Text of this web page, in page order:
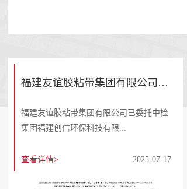
福建友谊胶粘带集团有限公司特种标签胶带及配套产品项目 环境影响报告书环评信息公示（二次公示）
福建友谊胶粘带集团有限公司已委托中检
集团福建创信环保科技有限...
查看详情> 2025-07-17